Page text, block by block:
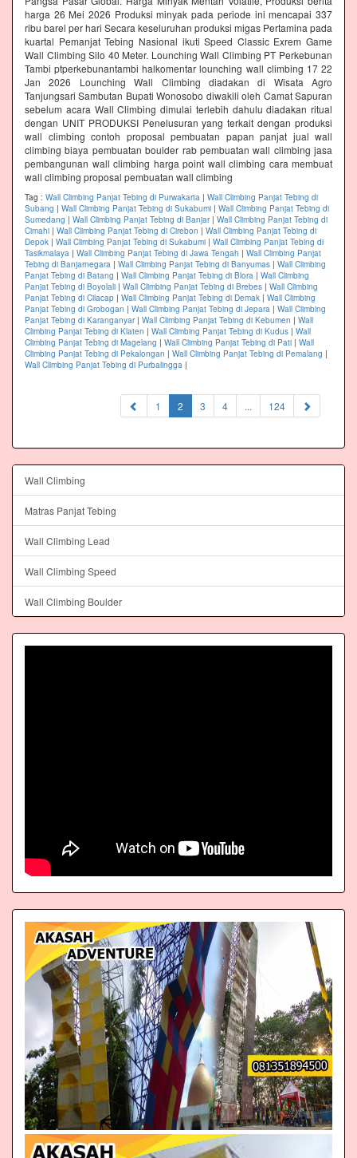
harga 26 Mei 2026 Produksi minyak pada periode ini mencapai 337
ribu barel per hari Secara keseluruhan produksi migas Pertamina pada
kuartal Pemanjat Tebing Nasional ikuti Speed Classic Exrem Game
Wall Climbing Silo 40 Meter. Lounching Wall Climbing PT Perkebunan
Tambi ptperkebunantambi halkomentar lounching wall climbing 17 22
Jan 2026 Lounching Wall Climbing diadakan di Wisata Agro
Tanjungsari Sambutan Bupati Wonosobo diwakili oleh Camat Sapuran
sebelum acara Wall Climbing dimulai terlebih dahulu diadakan ritual
dengan UNIT PRODUKSI Penelusuran yang terkait dengan produksi
wall climbing contoh proposal pembuatan papan panjat jual wall
climbing biaya pembuatan boulder rab pembuatan wall climbing jasa
pembangunan wall climbing harga point wall climbing cara membuat
wall climbing proposal pembuatan wall climbing
Tag : Wall Climbing Panjat Tebing di Purwakarta | Wall Climbing Panjat Tebing di
Subang | Wall Climbing Panjat Tebing di Sukabumi | Wall Climbing Panjat Tebing di
Sumedang | Wall Climbing Panjat Tebing di Banjar| Wall Climbing Panjat Tebing di
Cimahi | Wall Climbing Panjat Tebing di Cirebon | Wall Climbing Panjat Tebing di
Depok | Wall Climbing Panjat Tebing di Sukabumi | Wall Climbing Panjat Tebing di
Tasikmalaya | Wall Climbing Panjat Tebing di Jawa Tengah | Wall Climbing Panjat
Tebing di Banjarnegara | Wall Climbing Panjat Tebing di Banyumas | Wall Climbing
Panjat Tebing di Batang | Wall Climbing Panjat Tebing di Blora | Wall Climbing
Panjat Tebing di Boyolali | Wall Climbing Panjat Tebing di Brebes | Wall Climbing
Panjat Tebing di Cilacap | Wall Climbing Panjat Tebing di Demak | Wall Climbing
Panjat Tebing di Grobogan | Wall Climbing Panjat Tebing di Jepara | Wall Climbing
Panjat Tebing di Karanganyar| Wall Climbing Panjat Tebing di Kebumen | Wall
Climbing Panjat Tebing di Klaten | Wall Climbing Panjat Tebing di Kudus | Wall
Climbing Panjat Tebing di Magelang | Wall Climbing Panjat Tebing di Pati | Wall
Climbing Panjat Tebing di Pekalongan | Wall Climbing Panjat Tebing di Pemalang |
Wall Climbing Panjat Tebing di Purbalingga |
1 2 (current)
3 4 ... 124
Wall Climbing
Matras Panjat Tebing
Wall Climbing Lead
Wall Climbing Speed
Wall Climbing Boulder